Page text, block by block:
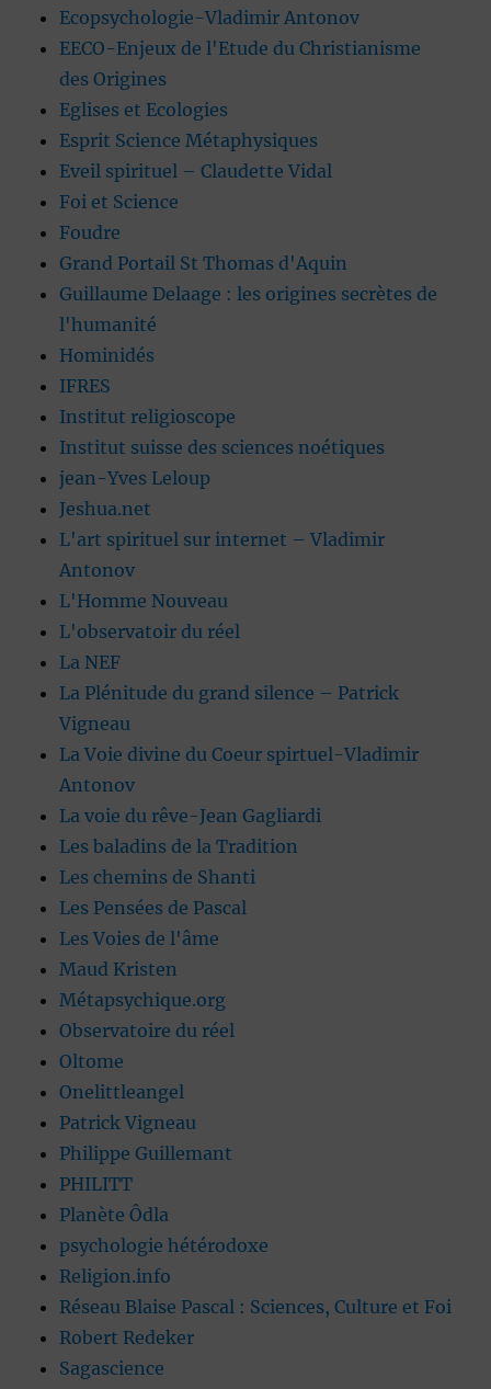
Ecopsychologie-Vladimir Antonov
EECO-Enjeux de l'Etude du Christianisme
des Origines
Eglises et Ecologies
Esprit Science Métaphysiques
Eveil spirituel – Claudette Vidal
Foi et Science
Foudre
Grand Portail St Thomas d'Aquin
Guillaume Delaage : les origines secrètes de
l'humanité
Hominidés
IFRES
Institut religioscope
Institut suisse des sciences noétiques
jean-Yves Leloup
Jeshua.net
L'art spirituel sur internet – Vladimir
Antonov
L'Homme Nouveau
L'observatoir du réel
La NEF
La Plénitude du grand silence – Patrick
Vigneau
La Voie divine du Coeur spirtuel-Vladimir
Antonov
La voie du rêve-Jean Gagliardi
Les baladins de la Tradition
Les chemins de Shanti
Les Pensées de Pascal
Les Voies de l'âme
Maud Kristen
Métapsychique.org
Observatoire du réel
Oltome
Onelittleangel
Patrick Vigneau
Philippe Guillemant
PHILITT
Planète Ôdla
psychologie hétérodoxe
Religion.info
Réseau Blaise Pascal : Sciences, Culture et Foi
Robert Redeker
Sagascience